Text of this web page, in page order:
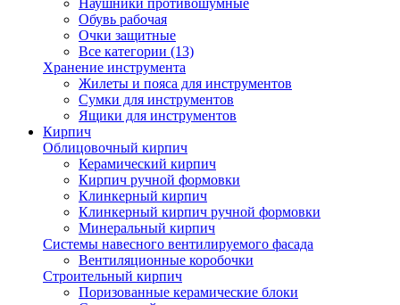
Наушники противошумные
Обувь рабочая
Очки защитные
Все категории (13)
Хранение инструмента
Жилеты и пояса для инструментов
Сумки для инструментов
Ящики для инструментов
Кирпич
Облицовочный кирпич
Керамический кирпич
Кирпич ручной формовки
Клинкерный кирпич
Клинкерный кирпич ручной формовки
Минеральный кирпич
Системы навесного вентилируемого фасада
Вентиляционные коробочки
Строительный кирпич
Поризованные керамические блоки